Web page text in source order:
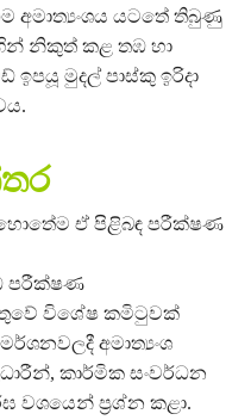
අමාත්‍යංශය යටතේ තිබුණු
නිකුත් කළ තඹ හා
ඉපයූ මුදල් පාස්කු ඉරිදා
ඒ පිළිබඳ පරීක්ෂණ
පරීක්ෂණ
විශේෂ කමිටුවක්
අමාත්‍යංශ
කාර්මික සංවර්ධන
වශයෙන් ප්‍රශ්න කළා.